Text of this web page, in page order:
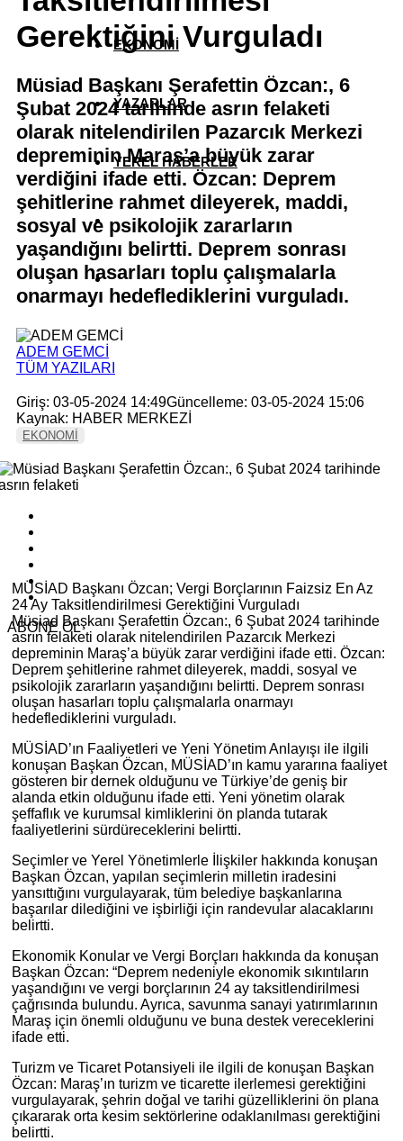
EKONOMİ
YAZARLAR
YEREL HABERLER
Gerektiğini Vurguladı
Müsiad Başkanı Şerafettin Özcan:, 6
Şubat 2024 tarihinde asrın felaketi
olarak nitelendirilen Pazarcık Merkezi
depreminin Maraş’a büyük zarar
verdiğini ifade etti. Özcan: Deprem
şehitlerine rahmet dileyerek, maddi,
sosyal ve psikolojik zararların
yaşandığını belirtti. Deprem sonrası
oluşan hasarları toplu çalışmalarla
onarmayı hedeflediklerini vurguladı.
ADEM GEMCİ
TÜM YAZILARI
Giriş: 03-05-2024 14:49Güncelleme: 03-05-2024 15:06
Kaynak: HABER MERKEZİ
EKONOMİ
ABONE OL
MÜSİAD Başkanı Özcan; Vergi Borçlarının Faizsiz En Az
24 Ay Taksitlendirilmesi Gerektiğini Vurguladı
Müsiad Başkanı Şerafettin Özcan:, 6 Şubat 2024 tarihinde
asrın felaketi olarak nitelendirilen Pazarcık Merkezi
depreminin Maraş’a büyük zarar verdiğini ifade etti. Özcan:
Deprem şehitlerine rahmet dileyerek, maddi, sosyal ve
psikolojik zararların yaşandığını belirtti. Deprem sonrası
oluşan hasarları toplu çalışmalarla onarmayı
hedeflediklerini vurguladı.
MÜSİAD’ın Faaliyetleri ve Yeni Yönetim Anlayışı ile ilgili
konuşan Başkan Özcan, MÜSİAD’ın kamu yararına faaliyet
gösteren bir dernek olduğunu ve Türkiye’de geniş bir
alanda etkin olduğunu ifade etti. Yeni yönetim olarak
şeffaflık ve kurumsal kimliklerini ön planda tutarak
faaliyetlerini sürdüreceklerini belirtti.
Seçimler ve Yerel Yönetimlerle İlişkiler hakkında konuşan
Başkan Özcan, yapılan seçimlerin milletin iradesini
yansıttığını vurgulayarak, tüm belediye başkanlarına
başarılar dilediğini ve işbirliği için randevular alacaklarını
belirtti.
Ekonomik Konular ve Vergi Borçları hakkında da konuşan
Başkan Özcan: “Deprem nedeniyle ekonomik sıkıntıların
yaşandığını ve vergi borçlarının 24 ay taksitlendirilmesi
çağrısında bulundu. Ayrıca, savunma sanayi yatırımlarının
Maraş için önemli olduğunu ve buna destek vereceklerini
ifade etti.
Turizm ve Ticaret Potansiyeli ile ilgili de konuşan Başkan
Özcan: Maraş’ın turizm ve ticarette ilerlemesi gerektiğini
vurgulayarak, şehrin doğal ve tarihi güzelliklerini ön plana
çıkararak orta kesim sektörlerine odaklanılması gerektiğini
belirtti.